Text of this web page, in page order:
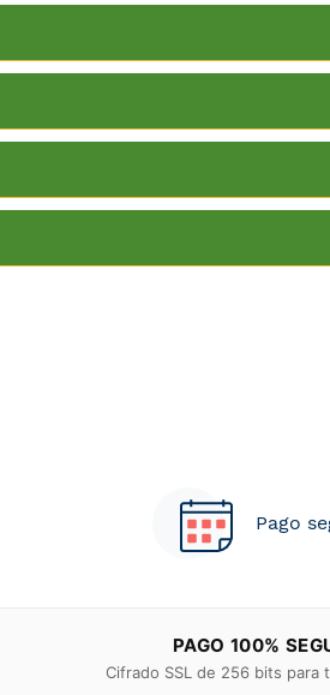
Pago
PAGO 100%
Cifrado SSL de 256 bits para